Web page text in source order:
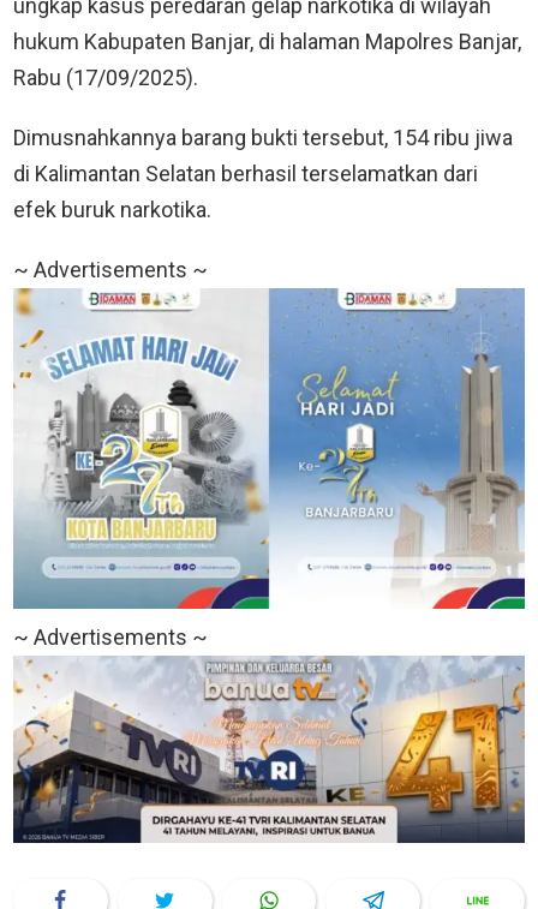
ungkap kasus peredaran gelap narkotika di wilayah
hukum Kabupaten Banjar, di halaman Mapolres Banjar,
Rabu (17/09/2025).
Dimusnahkannya barang bukti tersebut, 154 ribu jiwa
di Kalimantan Selatan berhasil terselamatkan dari
efek buruk narkotika.
~ Advertisements ~
~ Advertisements ~